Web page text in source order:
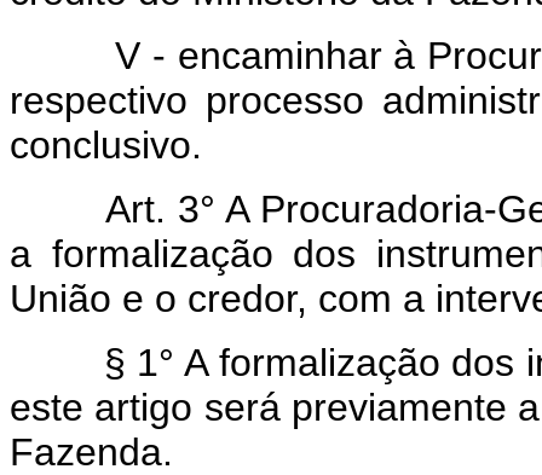
V - encaminhar à
respectivo processo
conclusivo.
Art. 3° A Procuradoria-
a formalização dos
União e o credor, com a
§ 1° A formalização dos
este artigo será previamente
Fazenda.